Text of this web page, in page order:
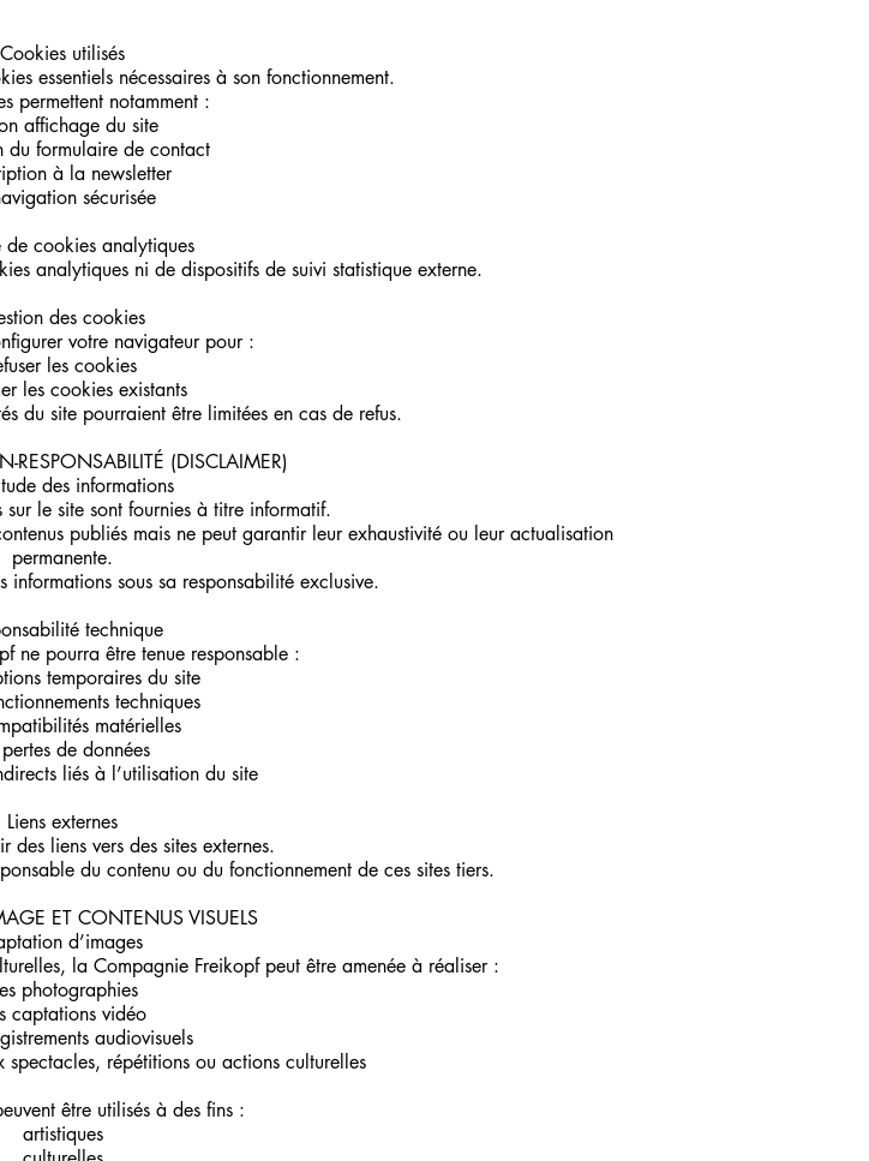
Cookies utilisés
essentiels nécessaires à son fonctionnement.
permettent notamment :
affichage du site
du formulaire de contact
à la newsletter
sécurisée
de cookies analytiques
analytiques ni de dispositifs de suivi statistique externe.
des cookies
votre navigateur pour :
les cookies
les cookies existants
du site pourraient être limitées en cas de refus.
RESPONSABILITÉ (DISCLAIMER)
des informations
sur le site sont fournies à titre informatif.
publiés mais ne peut garantir leur exhaustivité ou leur actualisation
permanente.
informations sous sa responsabilité exclusive.
technique
ne pourra être tenue responsable :
temporaires du site
techniques
matérielles
de données
liés à l’utilisation du site
Liens externes
des liens vers des sites externes.
du contenu ou du fonctionnement de ces sites tiers.
ET CONTENUS VISUELS
d’images
la Compagnie Freikopf peut être amenée à réaliser :
photographies
captations vidéo
audiovisuels
spectacles, répétitions ou actions culturelles
être utilisés à des fins :
artistiques